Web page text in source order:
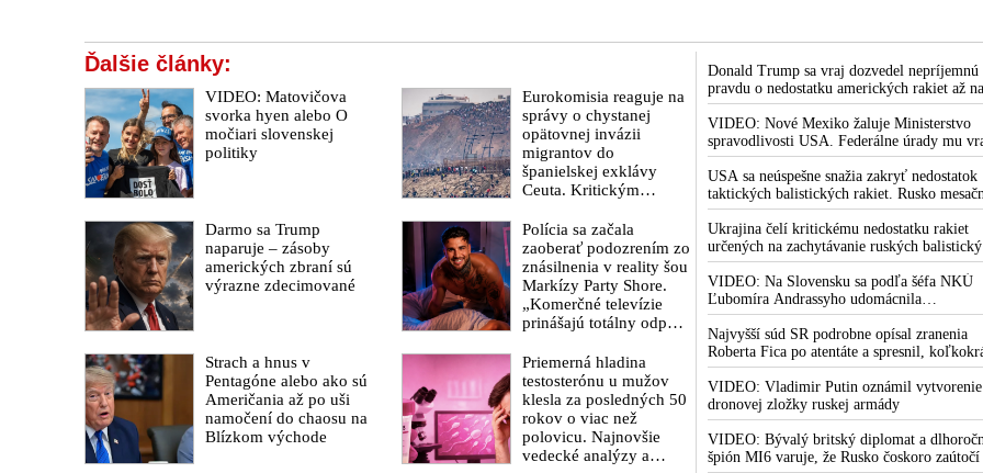
Ďalšie články:
VIDEO: Matovičova
svorka hyen alebo O
močiari slovenskej
politiky
Eurokomisia reaguje na
správy o chystanej
opätovnej invázii
migrantov do
španielskej exklávy
Ceuta. Kritickým
2026
Darmo sa Trump
naparuje – zásoby
amerických zbraní sú
výrazne zdecimované
Polícia sa začala
zaoberať podozrením zo
znásilnenia v reality šou
Markízy Party Shore.
„Komerčné televízie
prinášajú totálny odpad,
hnojom,“ vyhlásil v
reakcii exminister
školstva Juraj Draxler.
„KDE SÚ protesty,
výkriky či štrajky
novinárov a mediálnych
Strach a hnus v
Pentagóne alebo ako sú
Američania až po uši
namočení do chaosu na
Blízkom východe
Priemerná hladina
testosterónu u mužov
klesla za posledných 50
rokov o viac než
polovicu. Najnovšie
vedecké analýzy a
Donald Trump sa vraj dozvedel nepríjemnú
pravdu o nedostatku amerických rakiet až
rokovaní svojej vlády v prezidentskom sídle
Camp David v Marylande, a preto musel
odložiť plánované útoky na Irán. Prezident
USA sa pre to údajne pohádal so šéfom
Pentagónu, lebo bol presvedčený o opaku
VIDEO: Nové Mexiko žaluje Ministerstvo
spravodlivosti USA. Federálne úrady mu
bránia vo vyšetrovaní sexuálnych zločinov
organizátora pedofilnej siete Jeffreyho
Epsteina. Ten mal nariadiť, aby dve
zo zahraničia, ktoré boli uškrtené počas
drsného fetišistického sexu, pochovali v
blízkosti jeho ranča v tomto americkom
USA sa neúspešne snažia zakryť nedostatok
taktických balistických rakiet. Rusko
vyprodukuje viac rakiet, než koľko vyrobia
všetci producenti systémov Patriot
Ukrajina čelí kritickému nedostatku rakiet
určených na zachytávanie ruských
striel. Počas najnovších ruských útokov sa
nepodarilo zostreliť ani jednu. Volodymyr
Zelenskyj sa v zúfalstve snaží
NATO zabezpečiť ich dodávky
VIDEO: Na Slovensku sa podľa šéfa NKÚ
Ľubomíra Andrassyho udomácnila
eurofondová mafia
Najvyšší súd SR podrobne opísal zranenia
Roberta Fica po atentáte a spresnil,
terorista Juraj Cintula na premiéra vystrelil
VIDEO: Vladimir Putin oznámil vytvorenie
dronovej zložky ruskej armády
VIDEO: Bývalý britský diplomat a
špión MI6 varuje, že Rusko čoskoro zaútočí